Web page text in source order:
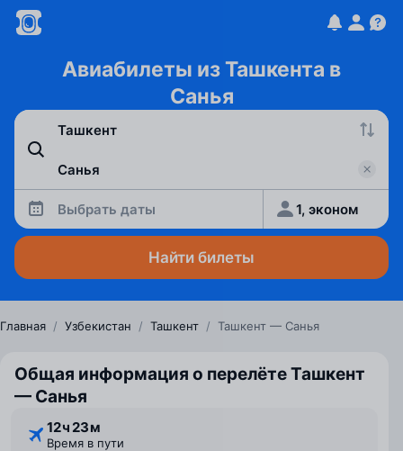
Авиабилеты из Ташкента в
Санья
Выбрать даты 1, эконом
Найти билеты
Главная / Узбекистан / Ташкент / Ташкент — Санья
Общая информация о перелёте Ташкент
— Санья
12 ⁠ч 23 ⁠м
Время в пути